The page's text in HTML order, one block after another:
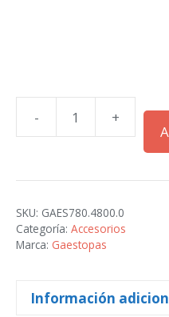
-
PG-
+
SKU: GAES780.4800.0
Categoría: Accesorios
Marca: Gaestopas
Información